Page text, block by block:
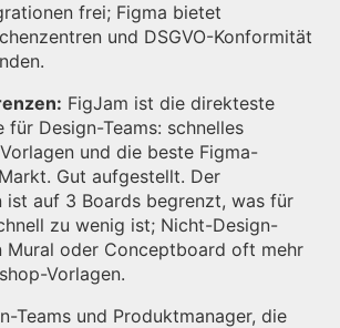
frei; Figma bietet
und DSGVO-Konformität
FigJam ist die direkteste
Design-Teams: schnelles
und die beste Figma-
Gut aufgestellt. Der
ist auf 3 Boards begrenzt, was für
zu wenig ist; Nicht-Design-
Mural oder Conceptboard oft mehr
Vorlagen.
Teams und Produktmanager, die